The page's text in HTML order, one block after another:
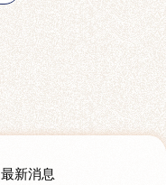
最新消息